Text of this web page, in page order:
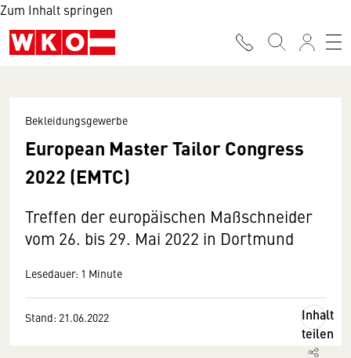
Zum Inhalt springen
Bekleidungsgewerbe
European Master Tailor Congress
2022 (EMTC)
Treffen der europäischen Maßschneider
vom 26. bis 29. Mai 2022 in Dortmund
Lesedauer: 1 Minute
Stand: 21.06.2022
Inhalt
teilen